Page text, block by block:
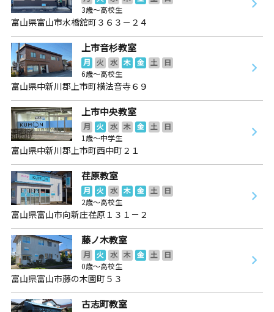
3歳～高校生
富山県富山市水橋舘町３６３－２４
上市音杉教室
月 火 水 木 金 土
日
6歳～高校生
富山県中新川郡上市町横法音寺６９
上市中央教室
月 火 水 木 金 土
日
1歳～中学生
富山県中新川郡上市町西中町２１
荏原教室
月 火 水 木 金 土
日
2歳～高校生
富山県富山市向新庄荏原１３１－２
藤ノ木教室
月 火 水 木 金 土
日
0歳～高校生
富山県富山市藤の木園町５３
古志町教室